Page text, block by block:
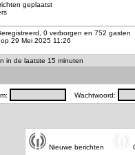
geplaatst
0 verborgen en 752
op 29 Mei 2025 11:26
in de laatste 15 minuten
Wachtwoord:
Nieuwe berichten